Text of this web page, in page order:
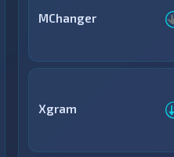
MChanger
Xgram